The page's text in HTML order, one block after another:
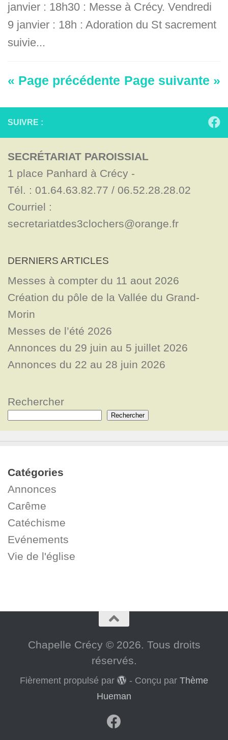
janvier : 18h30 : Messe à Crécy. Vendredi
9 janvier : 18h : Adoration du St sacrement
suivie...
« Page précédente Page suivante »
SUIVRE :
SECRÉTARIAT PAROISSIAL
1 place Panhard à Crécy -
Tél. : 01.64.63.82.77 / 06.52.28.28.02
Courriel :
secretariatdes3clochers@orange.fr
DERNIERS ARTICLES
Messes à compter du 11 aout 2026
Création du pôle de la Vallée du Grand-
Morin
Messes de l’été 2026
Annonces du 29 juin au 5 juillet 2026
Annonces du 22 au 28 juin 2026
Rechercher
Rechercher
Catégories
Annonces
Carême
Catéchisme
Evénements
Vie de l'église
Chapelle Crécy © 2026. Tous droits
réservés.
Fièrement propulsé par - Conçu par Thème
Hueman